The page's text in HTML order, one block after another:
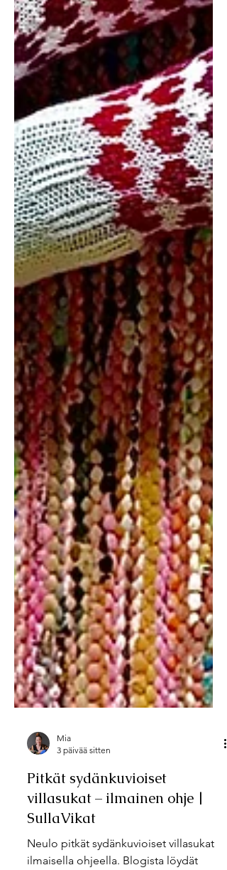
Mia
Pitkät sydänkuvioiset
villasukat – ilmainen ohje |
SullaVikat
Neulo pitkät sydänkuvioiset villasukat